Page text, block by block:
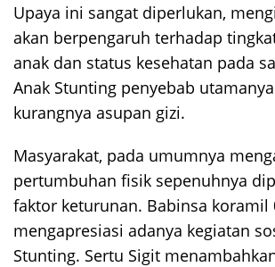
Upaya ini sangat diperlukan,
akan berpengaruh terhadap
anak dan status kesehatan pada
Anak Stunting penyebab
kurangnya asupan gizi.
Masyarakat, pada umumnya
pertumbuhan fisik sepenuhnya
faktor keturunan. Babinsa koramil
mengapresiasi adanya kegiatan
Stunting. Sertu Sigit